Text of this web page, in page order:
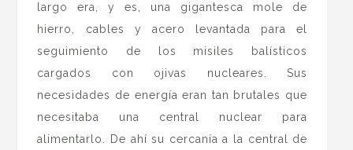
largo era, y es, una gigantesca mole de
hierro, cables y acero levantada para el
seguimiento de los misiles balísticos
cargados con ojivas nucleares. Sus
necesidades de energía eran tan brutales que
necesitaba una central nuclear para
alimentarlo. De ahí su cercanía a la central de